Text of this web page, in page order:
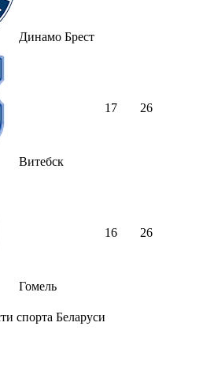
Динамо Брест
Витебск
17 26
Гомель
16 26
спорта Беларуси